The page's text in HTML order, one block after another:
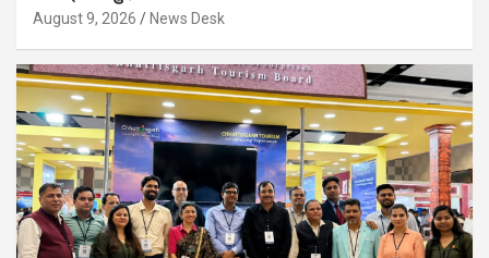
August 9, 2026 News Desk